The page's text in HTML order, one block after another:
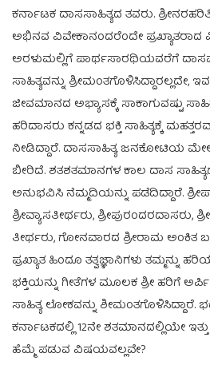
ಕರ್ನಾಟಕ ದಾಸಸಾಹಿತ್ಯದ ತವರು.
ಅಭಿನವ ವಿವೇಕಾನಂದರೆಂದೇ ಪ್ರಖ್ಯಾತರಾದ
ಅರಳುಮಲ್ಲಿಗೆ ಪಾರ್ಥಸಾರಥಿಯವರೆಗೆ
ಸಾಹಿತ್ಯವನ್ನು ಶ್ರೀಮಂತಗೊಳಿಸಿದ್ದಾರಲ್ಲದೇ,
ಜೀವಮಾನದ ಅಭ್ಯಾಸಕ್ಕೆ ಸಾಕಾಗುವಷ್ಟು
ಹರಿದಾಸರು ಕನ್ನಡದ ಭಕ್ತಿ ಸಾಹಿತ್ಯಕ್ಕೆ
ನೀಡಿದ್ದಾರೆ. ದಾಸಸಾಹಿತ್ಯ ಜನಕೋಟಿಯ
ಬೀರಿದೆ. ಶತಶತಮಾನಗಳ ಕಾಲ ದಾಸ
ಅನುಭವಿಸಿ ನೆಮ್ಮದಿಯನ್ನು ಪಡೆದಿದ್ದಾರೆ.
ಶ್ರೀವ್ಯಾಸತೀರ್ಥರು, ಶ್ರೀಪುರಂದರದಾಸರು,
ತೀರ್ಥರು, ಗೋನವಾರದ ಶ್ರೀರಾಮ ಅಂಕಿತ
ಪ್ರಖ್ಯಾತ ಹಿಂದೂ ತತ್ವಜ್ಞಾನಿಗಳು ತಮ್ಮನ್ನು
ಭಕ್ತಿಯನ್ನು ಗೀತೆಗಳ ಮೂಲಕ ಶ್ರೀ ಹರಿಗೆ
ಸಾಹಿತ್ಯ ಲೋಕವನ್ನು ಶೀಮಂತಗೊಳಿಸಿದ್ದಾರೆ.
ಕರ್ನಾಟಕದಲ್ಲಿ 12ನೇ ಶತಮಾನದಲ್ಲಿಯೇ ಇತ್ತು
ಹೆಮ್ಮೆ ಪಡುವ ವಿಷಯವಲ್ಲವೇ?